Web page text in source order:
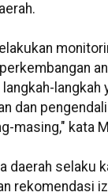
langkah
dan
masing," kata
daerah selaku
rekomendasi